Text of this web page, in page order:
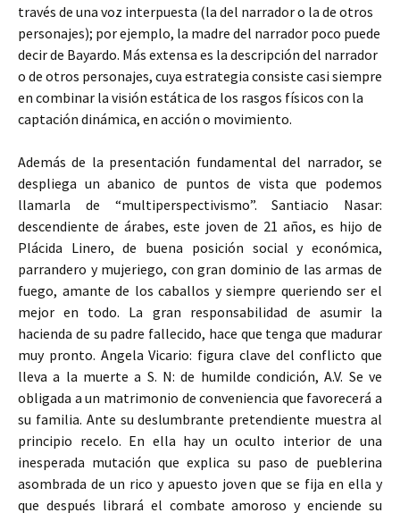
través de una voz interpuesta (la del narrador o la de otros
personajes); por ejemplo, la madre del narrador poco puede
decir de Bayardo. Más extensa es la descripción del narrador
o de otros personajes, cuya estrategia consiste casi siempre
en combinar la visión estática de los rasgos físicos con la
captación dinámica, en acción o movimiento.
Además de la presentación fundamental del narrador, se
despliega un abanico de puntos de vista que podemos
llamarla de “multiperspectivismo”. Santiacio Nasar:
descendiente de árabes, este joven de 21 años, es hijo de
Plácida Linero, de buena posición social y económica,
parrandero y mujeriego, con gran dominio de las armas de
fuego, amante de los caballos y siempre queriendo ser el
mejor en todo. La gran responsabilidad de asumir la
hacienda de su padre fallecido, hace que tenga que madurar
muy pronto. Angela Vicario: figura clave del conflicto que
lleva a la muerte a S. N: de humilde condición, A.V. Se ve
obligada a un matrimonio de conveniencia que favorecerá a
su familia. Ante su deslumbrante pretendiente muestra al
principio recelo. En ella hay un oculto interior de una
inesperada mutación que explica su paso de pueblerina
asombrada de un rico y apuesto joven que se fija en ella y
que después librará el combate amoroso y enciende su